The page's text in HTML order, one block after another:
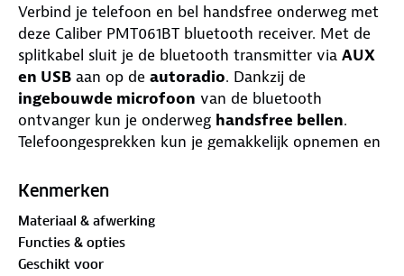
Verbind je telefoon en bel handsfree onderweg met
deze Caliber PMT061BT bluetooth receiver. Met de
splitkabel sluit je de bluetooth transmitter via AUX
en USB aan op de autoradio. Dankzij de
ingebouwde microfoon van de bluetooth
ontvanger kun je onderweg handsfree bellen.
Telefoongesprekken kun je gemakkelijk opnemen en
bedien je de bluetooth receiver simpel met
knop de lage tonen in de muziek nog meer naar
voren laten komen.
Kenmerken
Materiaal & afwerking
Functies & opties
Geschikt voor